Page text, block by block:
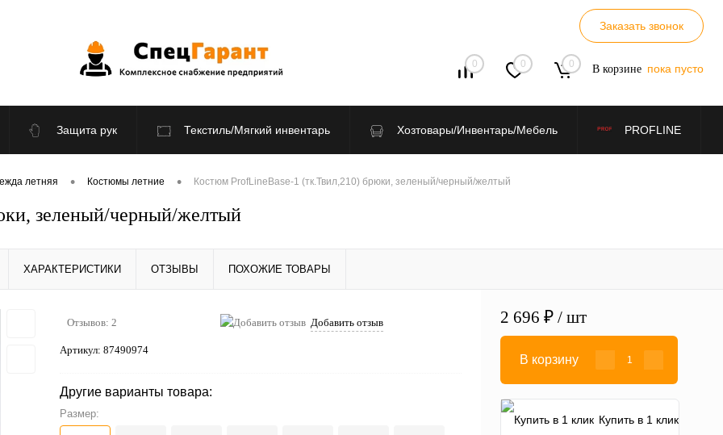
Заказать звонок
0 0 0 В корзине пока пусто
Защита рук Текстиль/Мягкий инвентарь Хозтовары/Инвентарь/Мебель PROFLINE
По отраслям Распродажа
летняя • Костюмы летние • Костюм ProfLineBase-1 (тк.Твил,210) брюки, зеленый/черный/желтый
зеленый/черный/желтый
ХАРАКТЕРИСТИКИ ОТЗЫВЫ ПОХОЖИЕ ТОВАРЫ
Отзывов: 2 Добавить отзыв
Артикул: 87490974
Другие варианты товара:
Размер:
2 696 ₽ / шт
В корзину
Купить в 1 клик